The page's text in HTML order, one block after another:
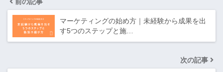
前の記事
マーケティングの始め方｜未経験から成果を出
す5つのステップと施…
次の記事